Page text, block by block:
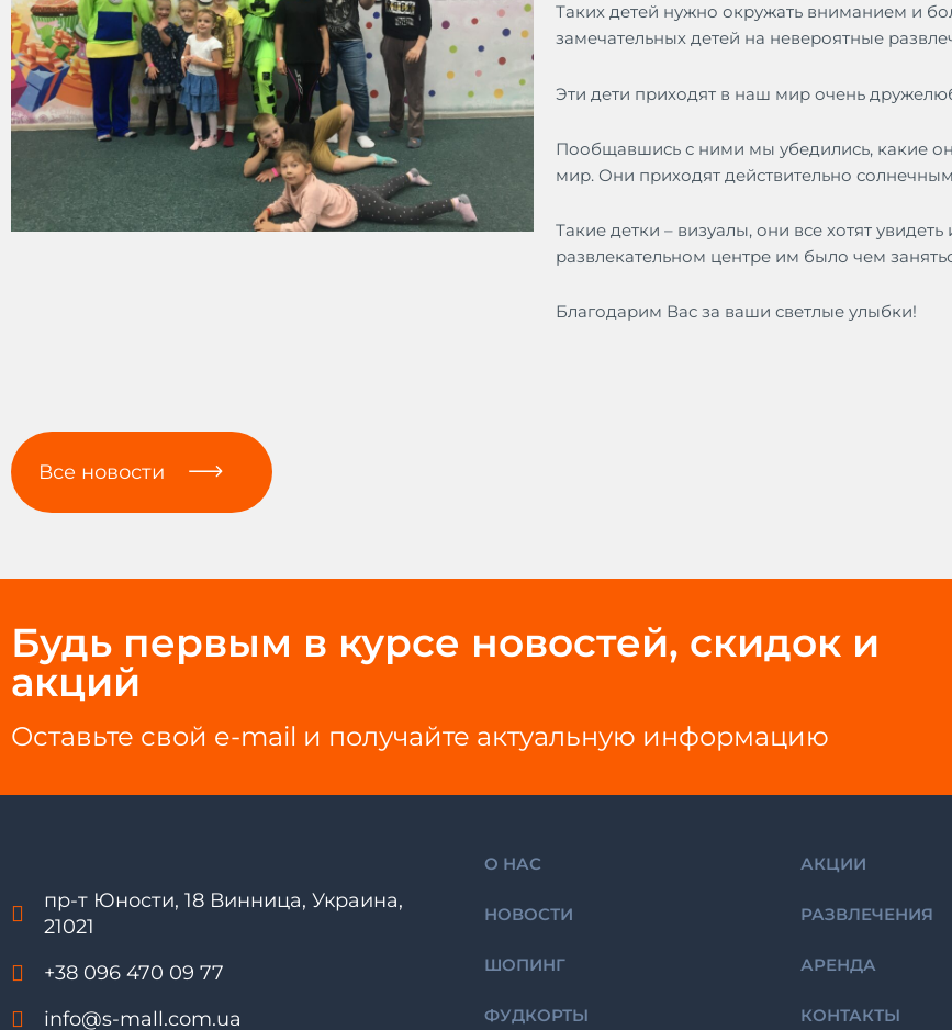
Таких детей нужно окружать вниманием и
замечательных детей на невероятные
Эти дети приходят в наш мир очень
Пообщавшись с ними мы убедились, какие
мир. Они приходят действительно
Такие детки – визуалы, они все хотят
развлекательном центре им было чем
Благодарим Вас за ваши светлые улыбки!
Все новости
Будь первым в курсе новостей, скидок и
акций
Оставьте свой e-mail и получайте актуальную информацию
пр-т Юности, 18 Винница, Украина,
21021
+38 096 470 09 77
info@s-mall.com.ua
О НАС
НОВОСТИ
ШОПИНГ
ФУДКОРТЫ
АКЦИИ
РАЗВЛЕЧЕНИЯ
АРЕНДА
КОНТАКТЫ